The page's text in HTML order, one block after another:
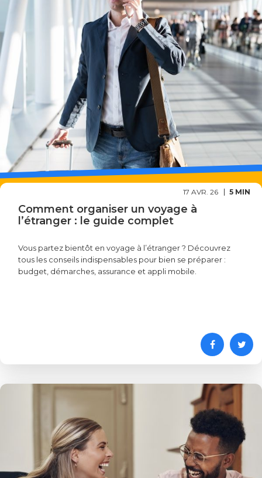
17 AVR. 26 5 MIN
Comment organiser un voyage à
l’étranger : le guide complet
Vous partez bientôt en voyage à l’étranger ? Découvrez
tous les conseils indispensables pour bien se préparer :
budget, démarches, assurance et appli mobile.